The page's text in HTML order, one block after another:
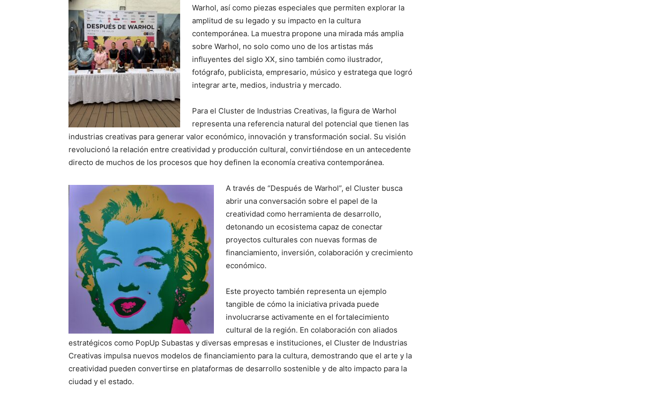
Warhol, así como piezas especiales que permiten explorar la
amplitud de su legado y su impacto en la cultura
contemporánea. La muestra propone una mirada más amplia
sobre Warhol, no solo como uno de los artistas más
influyentes del siglo XX, sino también como ilustrador,
fotógrafo, publicista, empresario, músico y estratega que logró
integrar arte, medios, industria y mercado.
Para el Cluster de Industrias Creativas, la figura de Warhol
representa una referencia natural del potencial que tienen las
industrias creativas para generar valor económico, innovación y transformación social. Su visión
revolucionó la relación entre creatividad y producción cultural, convirtiéndose en un antecedente
directo de muchos de los procesos que hoy definen la economía creativa contemporánea.
A través de “Después de Warhol”, el Cluster busca
abrir una conversación sobre el papel de la
creatividad como herramienta de desarrollo,
detonando un ecosistema capaz de conectar
proyectos culturales con nuevas formas de
financiamiento, inversión, colaboración y crecimiento
económico.
Este proyecto también representa un ejemplo
tangible de cómo la iniciativa privada puede
involucrarse activamente en el fortalecimiento
cultural de la región. En colaboración con aliados
estratégicos como PopUp Subastas y diversas empresas e instituciones, el Cluster de Industrias
Creativas impulsa nuevos modelos de financiamiento para la cultura, demostrando que el arte y la
creatividad pueden convertirse en plataformas de desarrollo sostenible y de alto impacto para la
ciudad y el estado.